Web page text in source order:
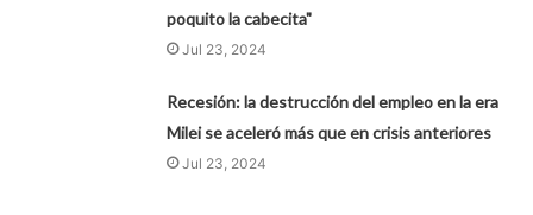
poquito la cabecita"
Jul 23, 2024
Recesión: la destrucción del empleo en la era
Milei se aceleró más que en crisis anteriores
Jul 23, 2024